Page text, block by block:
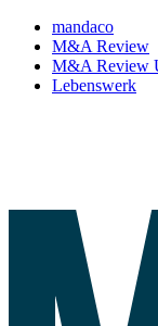
mandaco
M&A Review
M&A Review
Lebenswerk